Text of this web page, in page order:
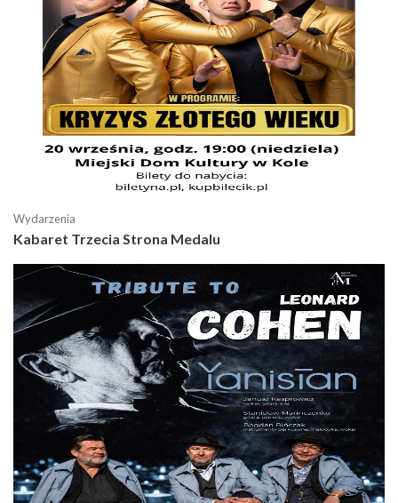
Wydarzenia
Kabaret Trzecia Strona Medalu